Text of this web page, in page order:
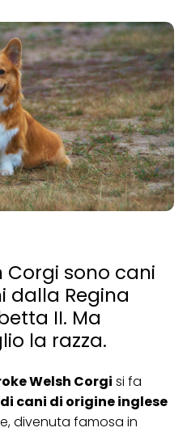
Corgi sono cani
dalla Regina
II. Ma
la razza.
Welsh Corgi si fa
cani di origine inglese
divenuta famosa in